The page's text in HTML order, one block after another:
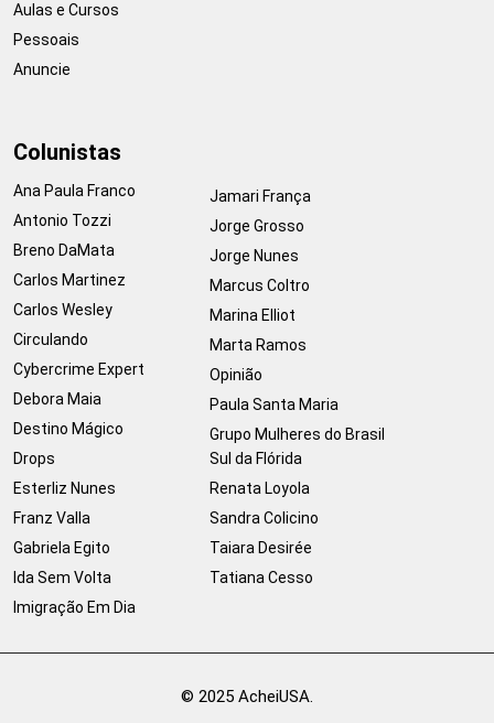
Aulas e Cursos
Pessoais
Anuncie
Colunistas
Ana Paula Franco
Antonio Tozzi
Breno DaMata
Carlos Martinez
Carlos Wesley
Circulando
Cybercrime Expert
Debora Maia
Destino Mágico
Drops
Esterliz Nunes
Franz Valla
Gabriela Egito
Ida Sem Volta
Imigração Em Dia
Jamari França
Jorge Grosso
Jorge Nunes
Marcus Coltro
Marina Elliot
Marta Ramos
Opinião
Paula Santa Maria
Grupo Mulheres do Brasil
Sul da Flórida
Renata Loyola
Sandra Colicino
Taiara Desirée
Tatiana Cesso
© 2025 AcheiUSA.